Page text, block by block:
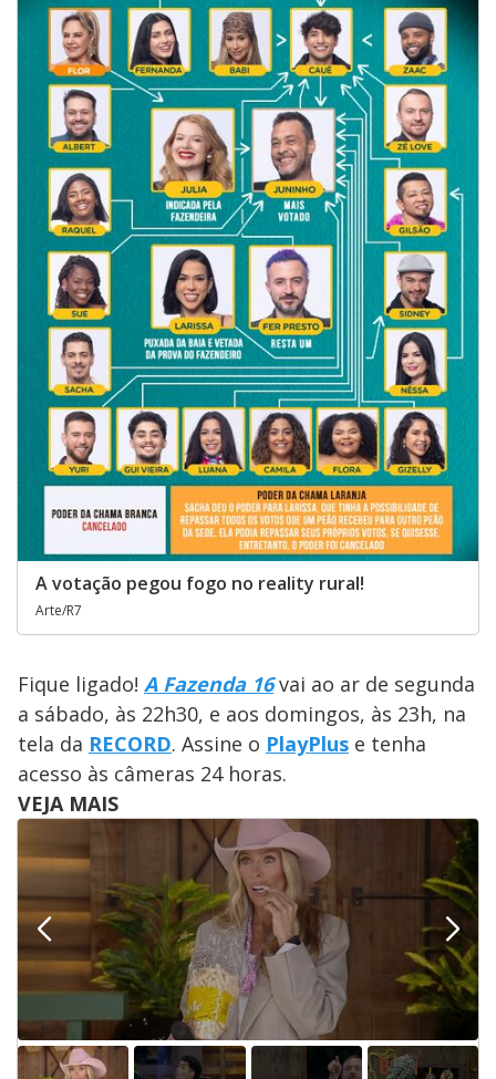
A votação pegou fogo no reality rural!
Arte/R7
Fique ligado! A Fazenda 16vai ao ar de segunda
a sábado, às 22h30, e aos domingos, às 23h, na
tela da RECORD. Assine o PlayPlus e tenha
acesso às câmeras 24 horas.
VEJA MAIS